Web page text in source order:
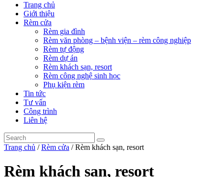
Trang chủ
Giới thiệu
Rèm cửa
Rèm gia đình
Rèm văn phòng – bệnh viện – rèm công nghiệp
Rèm tự động
Rèm dự án
Rèm khách sạn, resort
Rèm công nghệ sinh học
Phụ kiện rèm
Tin tức
Tư vấn
Công trình
Liên hệ
Trang chủ /Rèm cửa / Rèm khách sạn, resort
Rèm khách sạn, resort